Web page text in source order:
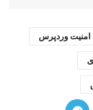
امنیت وردپرس